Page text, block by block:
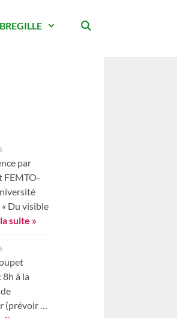
par
FEMTO-
Du visible
suite »
à la
(prévoir …